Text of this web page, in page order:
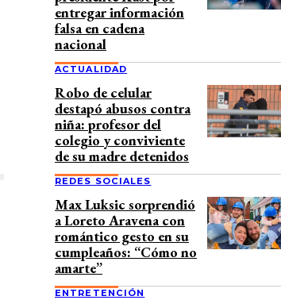
entregar información
falsa en cadena
nacional
ACTUALIDAD
Robo de celular
destapó abusos contra
niña: profesor del
colegio y conviviente
de su madre detenidos
REDES SOCIALES
Max Luksic sorprendió
a Loreto Aravena con
romántico gesto en su
cumpleaños: “Cómo no
amarte”
ENTRETENCIÓN